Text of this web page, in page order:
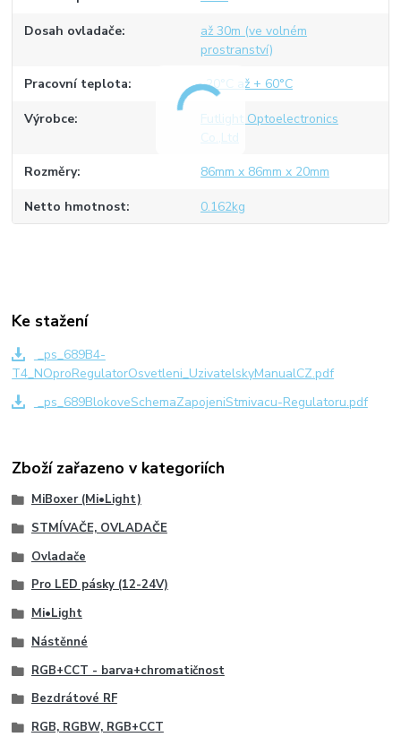
Dosah ovladače
až 30m (ve volném
prostranství)
Pracovní teplota -20°C až + 60°C
Výrobce
Futlight Optoelectronics
Co.,Ltd
Rozměry 86mm x 86mm x 20mm
Netto hmotnost 0.162kg
Ke stažení
_ps_689B4-
T4_NOproRegulatorOsvetleni_UzivatelskyManualCZ.pdf
_ps_689BlokoveSchemaZapojeniStmivacu-Regulatoru.pdf
Zboží zařazeno v kategoriích
MiBoxer (Mi•Light)
STMÍVAČE, OVLADAČE
Ovladače
Pro LED pásky (12-24V)
Mi•Light
Nástěnné
RGB+CCT - barva+chromatičnost
Bezdrátové RF
RGB, RGBW, RGB+CCT